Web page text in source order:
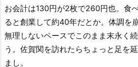
お会計は130円が2枚で260円也。食
ると創業して約40年だとか。体調を
無理しないペースでこのまま末永く
う。佐賀関を訪れたらちょっと足を
まし。